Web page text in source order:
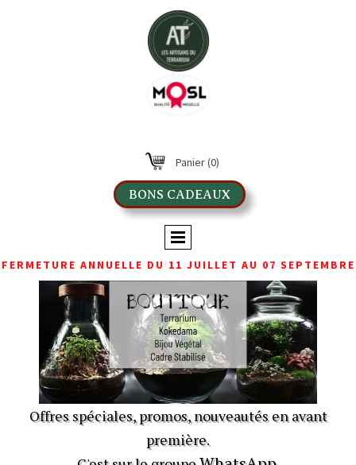
Panier(0)
BONS CADEAUX
FERMETURE ANNUELLE DU 11 JUILLET AU 07 SEPTEMBRE
Offres spéciales, promos, nouveautés en avant
première.